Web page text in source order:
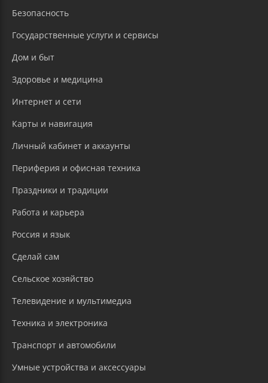
Безопасность
Государственные услуги и сервисы
Дом и быт
Здоровье и медицина
Интернет и сети
Карты и навигация
Личный кабинет и аккаунты
Периферия и офисная техника
Праздники и традиции
Работа и карьера
Россия и язык
Сделай сам
Сельское хозяйство
Телевидение и мультимедиа
Техника и электроника
Транспорт и автомобили
Умные устройства и аксессуары